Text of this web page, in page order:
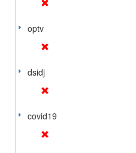
optv
dsidj
covid19